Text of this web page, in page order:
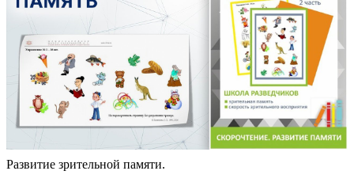
Развитие зрительной памяти.